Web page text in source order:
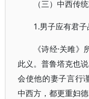
（三）中西传
1.男子应有君子
《诗经·关雎
此义。普鲁塔克也
会使他的妻子言行
中西方，都更重妇